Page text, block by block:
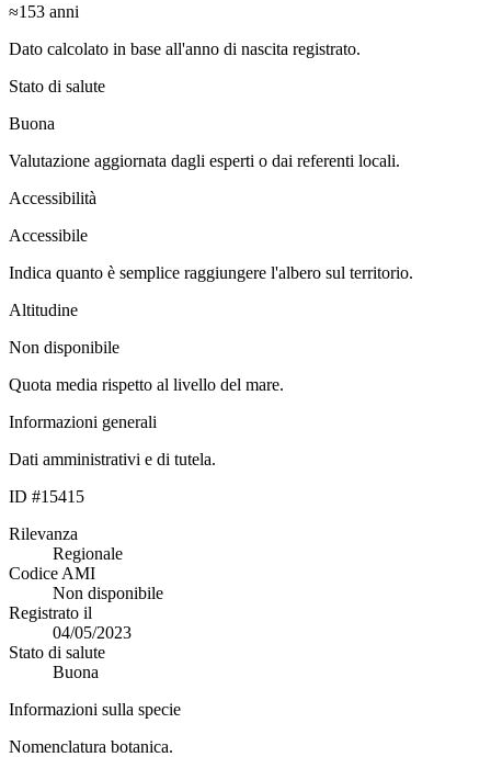
≈153 anni
Dato calcolato in base all'anno di nascita registrato.
Stato di salute
Buona
Valutazione aggiornata dagli esperti o dai referenti locali.
Accessibilità
Accessibile
Indica quanto è semplice raggiungere l'albero sul territorio.
Altitudine
Non disponibile
Quota media rispetto al livello del mare.
Informazioni generali
Dati amministrativi e di tutela.
ID #15415
Rilevanza
Regionale
Codice AMI
Non disponibile
Registrato il
04/05/2023
Stato di salute
Buona
Informazioni sulla specie
Nomenclatura botanica.